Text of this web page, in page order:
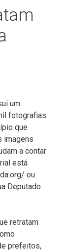
um
fotografias
que
imagens
a contar
está
ou
Deputado
retratam
prefeitos,